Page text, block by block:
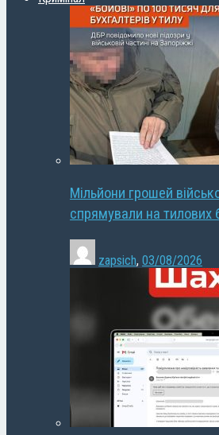
Мільйони грошей
спрямували на тилових
zapsich, 03/08/2026